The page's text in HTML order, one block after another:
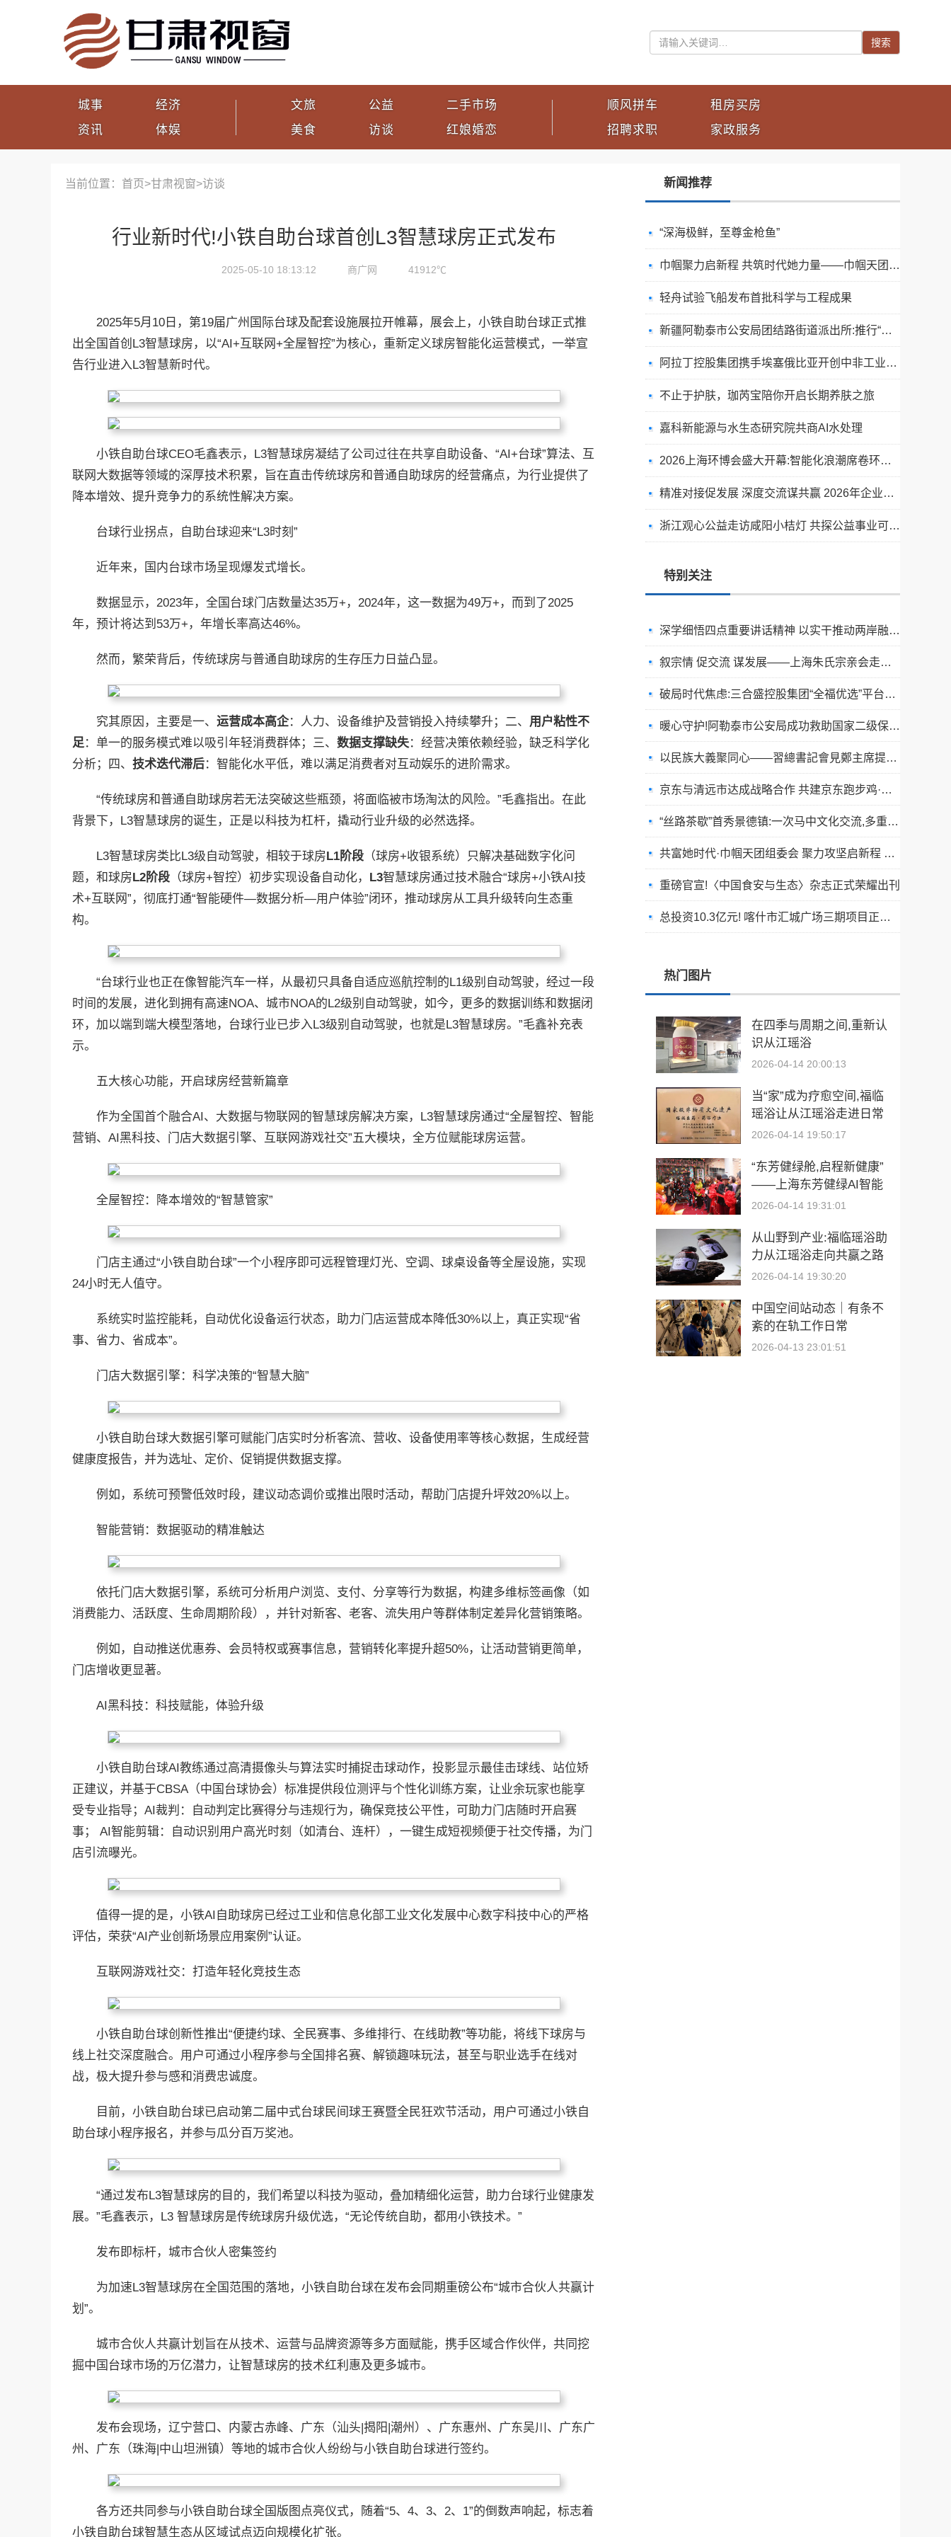
搜索
城事
资讯
经济
体娱
文旅
美食
公益
访谈
二手市场
红娘婚恋
顺风拼车
招聘求职
租房买房
家政服务
当前位置：首页>甘肃视窗>访谈
行业新时代!小铁自助台球首创L3智慧球房正式发布
2025-05-10 18:13:12 商广网 41912℃
2025年5月10日，第19届广州国际台球及配套设施展拉开帷幕，展会上，小铁自助台球正式推
出全国首创L3智慧球房，以“AI+互联网+全屋智控”为核心，重新定义球房智能化运营模式，一举宣
告行业进入L3智慧新时代。
小铁自助台球CEO毛鑫表示，L3智慧球房凝结了公司过往在共享自助设备、“AI+台球”算法、互
联网大数据等领域的深厚技术积累，旨在直击传统球房和普通自助球房的经营痛点，为行业提供了
降本增效、提升竞争力的系统性解决方案。
台球行业拐点，自助台球迎来“L3时刻”
近年来，国内台球市场呈现爆发式增长。
数据显示，2023年，全国台球门店数量达35万+，2024年，这一数据为49万+，而到了2025
年，预计将达到53万+，年增长率高达46%。
然而，繁荣背后，传统球房与普通自助球房的生存压力日益凸显。
究其原因，主要是一、 运营成本高企：人力、设备维护及营销投入持续攀升；二、 用户粘性不
足：单一的服务模式难以吸引年轻消费群体；三、 数据支撑缺失：经营决策依赖经验，缺乏科学化
分析；四、 技术迭代滞后：智能化水平低，难以满足消费者对互动娱乐的进阶需求。
“传统球房和普通自助球房若无法突破这些瓶颈，将面临被市场淘汰的风险。”毛鑫指出。在此
背景下，L3智慧球房的诞生，正是以科技为杠杆，撬动行业升级的必然选择。
L3智慧球房类比L3级自动驾驶，相较于球房L1阶段 （球房+收银系统）只解决基础数字化问
题，和球房L2阶段 （球房+智控）初步实现设备自动化， L3智慧球房通过技术融合“球房+小铁AI技
术+互联网”，彻底打通“智能硬件—数据分析—用户体验”闭环，推动球房从工具升级转向生态重
构。
“台球行业也正在像智能汽车一样，从最初只具备自适应巡航控制的L1级别自动驾驶，经过一段
时间的发展，进化到拥有高速NOA、城市NOA的L2级别自动驾驶，如今，更多的数据训练和数据闭
环，加以端到端大模型落地，台球行业已步入L3级别自动驾驶，也就是L3智慧球房。”毛鑫补充表
示。
五大核心功能，开启球房经营新篇章
作为全国首个融合AI、大数据与物联网的智慧球房解决方案，L3智慧球房通过“全屋智控、智能
营销、AI黑科技、门店大数据引擎、互联网游戏社交”五大模块，全方位赋能球房运营。
全屋智控：降本增效的“智慧管家”
门店主通过“小铁自助台球”一个小程序即可远程管理灯光、空调、球桌设备等全屋设施，实现
24小时无人值守。
系统实时监控能耗，自动优化设备运行状态，助力门店运营成本降低30%以上，真正实现“省
事、省力、省成本”。
门店大数据引擎：科学决策的“智慧大脑”
小铁自助台球大数据引擎可赋能门店实时分析客流、营收、设备使用率等核心数据，生成经营
健康度报告，并为选址、定价、促销提供数据支撑。
例如，系统可预警低效时段，建议动态调价或推出限时活动，帮助门店提升坪效20%以上。
智能营销：数据驱动的精准触达
依托门店大数据引擎，系统可分析用户浏览、支付、分享等行为数据，构建多维标签画像（如
消费能力、活跃度、生命周期阶段），并针对新客、老客、流失用户等群体制定差异化营销策略。
例如，自动推送优惠券、会员特权或赛事信息，营销转化率提升超50%，让活动营销更简单，
门店增收更显著。
AI黑科技：科技赋能，体验升级
小铁自助台球AI教练通过高清摄像头与算法实时捕捉击球动作，投影显示最佳击球线、站位矫
正建议，并基于CBSA（中国台球协会）标准提供段位测评与个性化训练方案，让业余玩家也能享
受专业指导；AI裁判：自动判定比赛得分与违规行为，确保竞技公平性，可助力门店随时开启赛
事； AI智能剪辑：自动识别用户高光时刻（如清台、连杆），一键生成短视频便于社交传播，为门
店引流曝光。
值得一提的是，小铁AI自助球房已经过工业和信息化部工业文化发展中心数字科技中心的严格
评估，荣获“AI产业创新场景应用案例”认证。
互联网游戏社交：打造年轻化竞技生态
小铁自助台球创新性推出“便捷约球、全民赛事、多维排行、在线助教”等功能，将线下球房与
线上社交深度融合。用户可通过小程序参与全国排名赛、解锁趣味玩法，甚至与职业选手在线对
战，极大提升参与感和消费忠诚度。
目前，小铁自助台球已启动第二届中式台球民间球王赛暨全民狂欢节活动，用户可通过小铁自
助台球小程序报名，并参与瓜分百万奖池。
“通过发布L3智慧球房的目的，我们希望以科技为驱动，叠加精细化运营，助力台球行业健康发
展。”毛鑫表示，L3 智慧球房是传统球房升级优选，“无论传统自助，都用小铁技术。”
发布即标杆，城市合伙人密集签约
为加速L3智慧球房在全国范围的落地，小铁自助台球在发布会同期重磅公布“城市合伙人共赢计
划”。
城市合伙人共赢计划旨在从技术、运营与品牌资源等多方面赋能，携手区域合作伙伴，共同挖
掘中国台球市场的万亿潜力，让智慧球房的技术红利惠及更多城市。
发布会现场，辽宁营口、内蒙古赤峰、广东（汕头|揭阳|潮州）、广东惠州、广东吴川、广东广
州、广东（珠海|中山坦洲镇）等地的城市合伙人纷纷与小铁自助台球进行签约。
各方还共同参与小铁自助台球全国版图点亮仪式，随着“5、4、3、2、1”的倒数声响起，标志着
小铁自助台球智慧生态从区域试点迈向规模化扩张。
新闻推荐
“深海极鲜，至尊金枪鱼”
巾帼聚力启新程 共筑时代她力量——巾帼天团第四次组委会筹备会圆满举办
轻舟试验飞船发布首批科学与工程成果
新疆阿勒泰市公安局团结路街道派出所:推行“五步”工作法 打造新时代“枫”景线
阿拉丁控股集团携手埃塞俄比亚开创中非工业农业合作新篇章
不止于护肤，珈芮宝陪你开启长期养肤之旅
嘉科新能源与水生态研究院共商AI水处理
2026上海环博会盛大开幕:智能化浪潮席卷环保产业
精准对接促发展 深度交流谋共赢 2026年企业投融资交流活动第二期圆满举行
浙江观心公益走访咸阳小桔灯 共探公益事业可持续发展新路径
特别关注
叙宗情 促交流 谋发展——上海朱氏宗亲会走进上海晨烨家具有限公司
破局时代焦虑:三合盛控股集团“全福优选”平台正式启航
暖心守护!阿勒泰市公安局成功救助国家二级保护动物黑鸢
以民族大義聚同心——習總書記會見鄭主席提出兩岸關系四點重要意見
京东与清远市达成战略合作 共建京东跑步鸡·清远鸡标准体系
“丝路茶歇”首秀景德镇:一次马中文化交流,多重收获与回响
共富她时代·巾帼天团组委会 聚力攻坚启新程 星火燎原耀全国
重磅官宣!〈中国食安与生态〉杂志正式荣耀出刊
总投资10.3亿元! 喀什市汇城广场三期项目正式开工
“丝路茶歇”架起友谊桥:马耳他马尔萨斯卡拉市友城代表团访问景德镇
张雪峰事件和慢病逆转抗衰运动健康
從“建國方略”到“十五五”的偉大跨越 獻給孫中山誕辰160周年暨鄭麗文訪陸
热门图片
在四季与周期之间,重新认
识从江瑶浴
2026-04-14 20:00:13
当“家”成为疗愈空间,福临
瑶浴让从江瑶浴走进日常
生活
2026-04-14 19:50:17
“东芳健绿舱,启程新健康”
——上海东芳健绿AI智能
养身舱品牌发布会圆满成
2026-04-14 19:31:01
从山野到产业:福临瑶浴助
力从江瑶浴走向共赢之路
2026-04-14 19:30:20
中国空间站动态｜有条不
紊的在轨工作日常
2026-04-13 23:01:51